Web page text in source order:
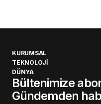
KURUMSAL
TEKNOLOJİ
DÜNYA
Bültenimize
Gündemden